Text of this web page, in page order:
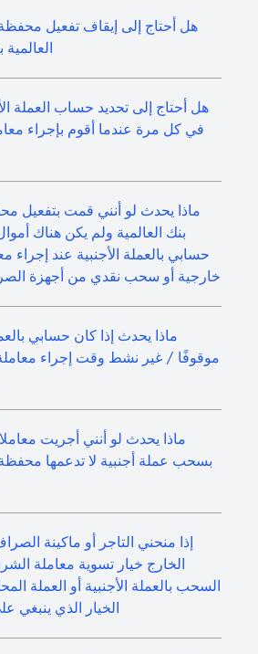
هل أحتاج إلى إيقاف تفعيل
هل أحتاج إلى تحديد حساب العملة
في كل مرة عندما أقوم بإجراء
ماذا يحدث لو أنني قمت بتفعيل
بنك العالمية ولم يكن هناك
حسابي بالعملة الأجنبية عند إجراء
خارجية أو سحب نقدي من أجهزة
ماذا يحدث إذا كان حسابي
موقوفًا / غير نشط وقت إجراء
ماذا يحدث لو أنني أجريت
بسحب عملة أجنبية لا تدعمها
إذا منحني التاجر أو ماكينة
الخارج خيار تسوية معاملة
السحب بالعملة الأجنبية أو العملة
الخيار الذي ينبغي